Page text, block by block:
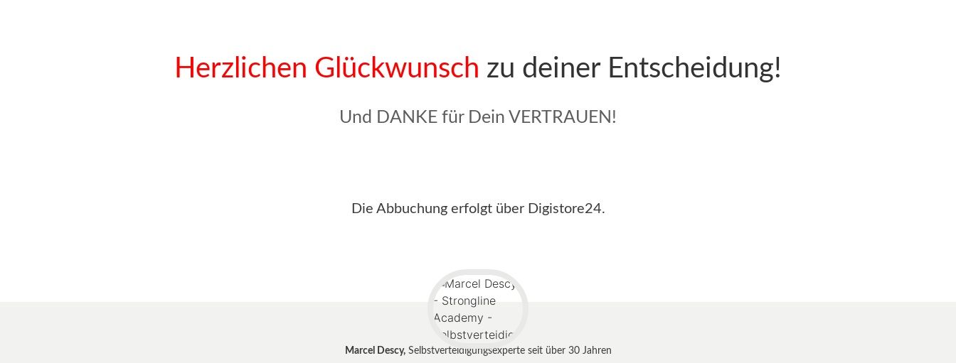
Herzlichen Glückwunsch zu deiner Entscheidung!
Und DANKE für Dein VERTRAUEN!
Die Abbuchung erfolgt über Digistore24.
Marcel Descy,Selbstverteidigungsexperte seit über 30 Jahren